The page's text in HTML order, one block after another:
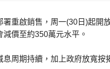
署重啟銷售，周一(30日)起開
價至約350萬元水平。
周期持續，加上政府放寬按